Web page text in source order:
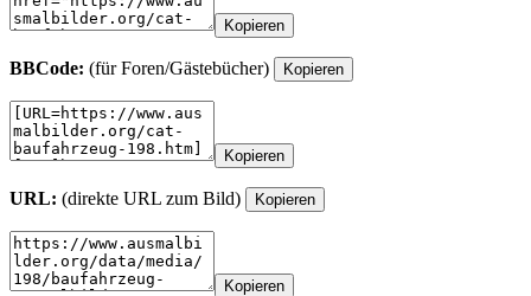
Kopieren
BBCode: (für Foren/Gästebücher) Kopieren
Kopieren
URL: (direkte URL zum Bild) Kopieren
Kopieren